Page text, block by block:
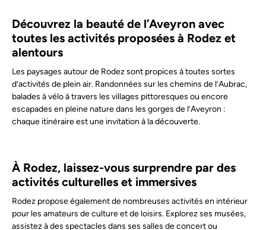
Découvrez la beauté de l’Aveyron avec
toutes les activités proposées à Rodez et
alentours
Les paysages autour de Rodez sont propices à toutes sortes
d’activités de plein air. Randonnées sur les chemins de l’Aubrac,
balades à vélo à travers les villages pittoresques ou encore
escapades en pleine nature dans les gorges de l’Aveyron :
chaque itinéraire est une invitation à la découverte.
À Rodez, laissez-vous surprendre par des
activités culturelles et immersives
Rodez propose également de nombreuses activités en intérieur
pour les amateurs de culture et de loisirs. Explorez ses musées,
assistez à des spectacles dans ses salles de concert ou